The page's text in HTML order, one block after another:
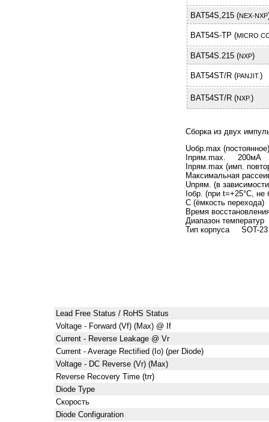
BAT54S,215 (NEX-NXP
BAT54S-TP (MICRO
BAT54S.215 (NXP)
BAT54ST/R (PANJIT.)
BAT54ST/R (NXP.)
Cборка из двух
Uобр.max
Iпрям.max. 200мА
Iпрям.max (имп.
Максимальная
Uпрям. (в
Iобр. (при t=+25°C,
C (ёмкость
Время
Диапазон
Тип корпуса SOT-23
Lead Free Status / RoHS Status
Voltage - Forward (Vf) (Max) @ If
Current - Reverse Leakage @ Vr
Current - Average Rectified (Io) (per Diode)
Voltage - DC Reverse (Vr) (Max)
Reverse Recovery Time (trr)
Diode Type
Скорость
Diode Configuration